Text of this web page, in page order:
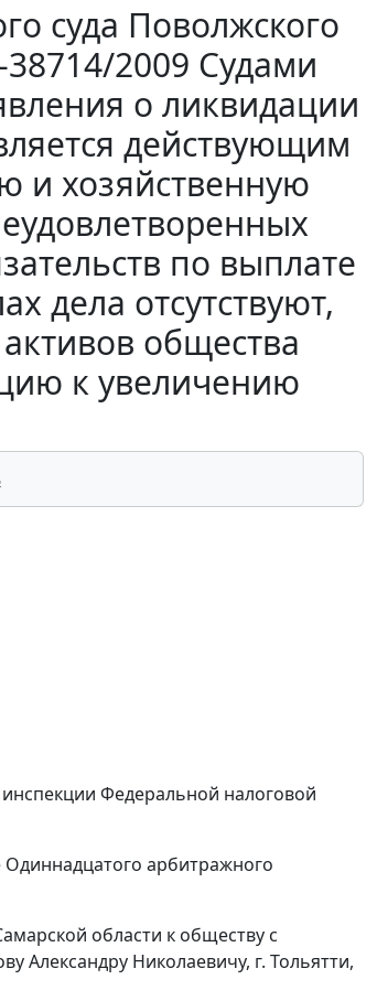
суда Поволжского
38714/2009 Судами
о ликвидации
действующим
и хозяйственную
по выплате
дела отсутствуют,
общества
к увеличению
Федеральной налоговой
арбитражного
области к обществу с
Александру Николаевичу, г. Тольятти,